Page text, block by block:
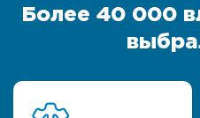
Более 40 000 владельцев авто